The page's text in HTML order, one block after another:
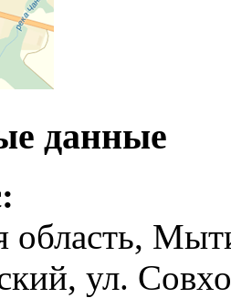
данные
область,
ул.